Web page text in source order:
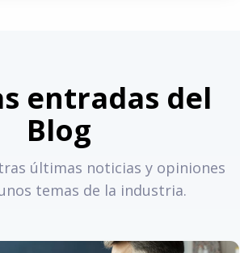
entradas del
Blog
últimas noticias y opiniones
temas de la industria.